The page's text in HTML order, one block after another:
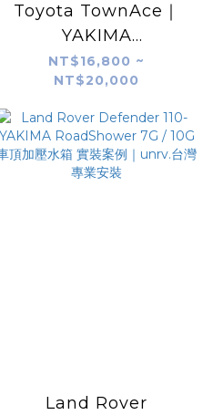
Toyota TownAce｜
YAKIMA
RoadShower 7G /
10G 加壓儲水器 淋浴水
箱｜unrv.台灣專業安裝
NT$16,800 ~
NT$20,000
Land Rover